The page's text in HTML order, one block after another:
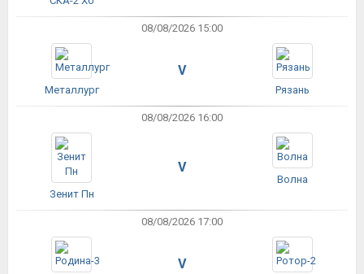
08/08/2026 15:00
Металлург
V
Рязань
08/08/2026 16:00
Зенит Пн
V
Волна
08/08/2026 17:00
V